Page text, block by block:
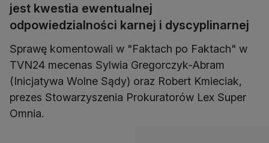
jest kwestia ewentualnej
odpowiedzialności karnej i dyscyplinarnej
Sprawę komentowali w "Faktach po Faktach" w
TVN24 mecenas Sylwia Gregorczyk-Abram
(Inicjatywa Wolne Sądy) oraz Robert Kmieciak,
prezes Stowarzyszenia Prokuratorów Lex Super
Omnia.